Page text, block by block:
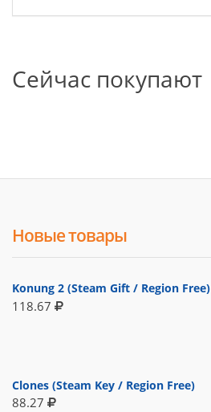
Сейчас покупают
Новые товары
Konung 2 (Steam Gift / Region Free)
118.67
Clones (Steam Key / Region Free)
88.27